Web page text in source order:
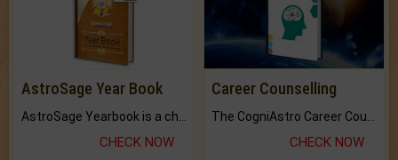
AstroSage Year Book
AstroSage Yearbook is a channel to fulfill your dreams and destiny.
CHECK NOW
Career Counselling
The CogniAstro Career Counselling Report is the most comprehensive report available on this topic.
CHECK NOW